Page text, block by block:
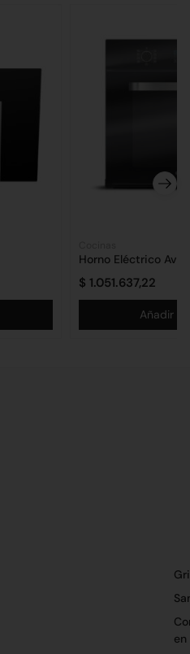
Horno Eléctrico
$ 1.051.637,22
Añadir al
en